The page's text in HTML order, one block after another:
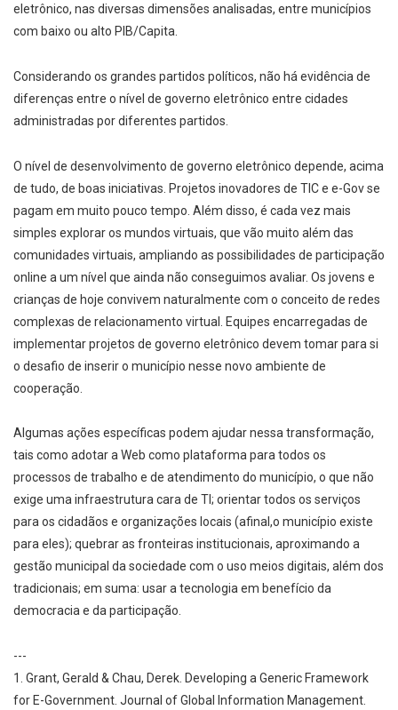
eletrônico, nas diversas dimensões analisadas, entre municípios
com baixo ou alto PIB/Capita.
Considerando os grandes partidos políticos, não há evidência de
diferenças entre o nível de governo eletrônico entre cidades
administradas por diferentes partidos.
O nível de desenvolvimento de governo eletrônico depende, acima
de tudo, de boas iniciativas. Projetos inovadores de TIC e e­-Gov se
pagam em muito pouco tempo. Além disso, é cada vez mais
simples explorar os mundos virtuais, que vão muito além das
comunidades virtuais, ampliando as possibilidades de participação
online a um nível que ainda não conseguimos avaliar. Os jovens e
crianças de hoje convivem naturalmente com o conceito de redes
complexas de relacionamento virtual. Equipes encarregadas de
implementar projetos de governo eletrônico devem tomar para si
o desafio de inserir o município nesse novo ambiente de
cooperação.
Algumas ações específicas podem ajudar nessa transformação,
tais como adotar a Web como plataforma para todos os
processos de trabalho e de atendimento do município, o que não
exige uma infraestrutura cara de TI; orientar todos os serviços
para os cidadãos e organizações locais (afinal,o município existe
para eles); quebrar as fronteiras institucionais, aproximando a
gestão municipal da sociedade com o uso meios digitais, além dos
tradicionais; em suma: usar a tecnologia em benefício da
democracia e da participação.
---
1. Grant, Gerald & Chau, Derek. Developing a Generic Framework
for E­-Government. Journal of Global Information Management.